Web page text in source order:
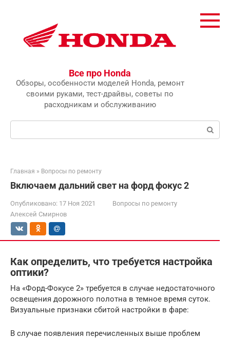
Все про Honda
Обзоры, особенности моделей Honda, ремонт
своими руками, тест-драйвы, советы по
расходникам и обслуживанию
Главная » Вопросы по ремонту
Включаем дальний свет на форд фокус 2
Опубликовано: 17 Ноя 2021
Вопросы по ремонту
Алексей Смирнов
Как определить, что требуется настройка
оптики?
На «Форд-Фокусе 2» требуется в случае недостаточного
освещения дорожного полотна в темное время суток.
Визуальные признаки сбитой настройки в фаре:
В случае появления перечисленных выше проблем